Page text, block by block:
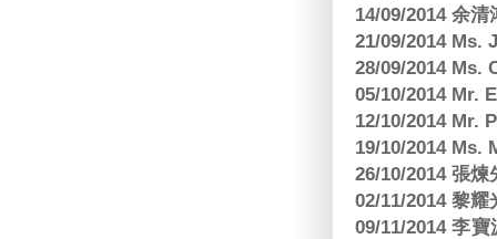
14/09/2014 余
21/09/2014 Ms.
28/09/2014 Ms.
05/10/2014 Mr.
12/10/2014 Mr.
19/10/2014 Ms.
26/10/2014 張
02/11/2014 黎
09/11/2014 李